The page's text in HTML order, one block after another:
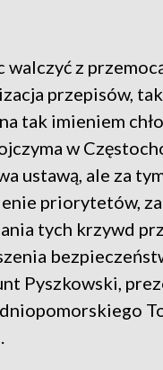
walczyć z
przepisów,
tak imieniem
w
ustawą, ale za
priorytetów,
tych krzywd
Pyszkowski,